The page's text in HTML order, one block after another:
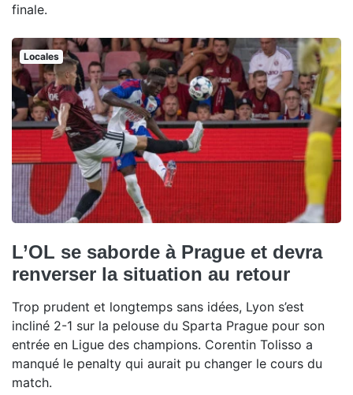
finale.
Locales
L’OL se saborde à Prague et devra
renverser la situation au retour
Trop prudent et longtemps sans idées, Lyon s’est
incliné 2-1 sur la pelouse du Sparta Prague pour son
entrée en Ligue des champions. Corentin Tolisso a
manqué le penalty qui aurait pu changer le cours du
match.